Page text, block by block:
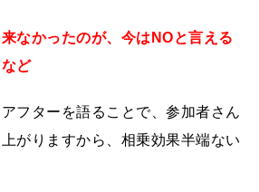
来なかったのが、今はNOと言える
ど
フターを語ることで、参加者さん
がりますから、相乗効果半端ない